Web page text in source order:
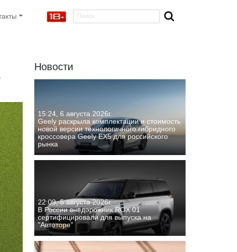
Новости
15:24, 6 августа 2026г.
Geely раскрыла комплектации и стоимость
новой версии технологичного гибридного
кроссовера Geely EX5 для российского
рынка
22:09, 5 августа 2026г.
В России внедорожник ROX 01
сертифицировали для выпуска на
"Автоторе"